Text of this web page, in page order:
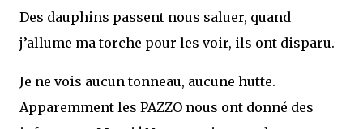
Des dauphins passent nous saluer, quand
j’allume ma torche pour les voir, ils ont disparu.
Je ne vois aucun tonneau, aucune hutte.
Apparemment les PAZZO nous ont donné des